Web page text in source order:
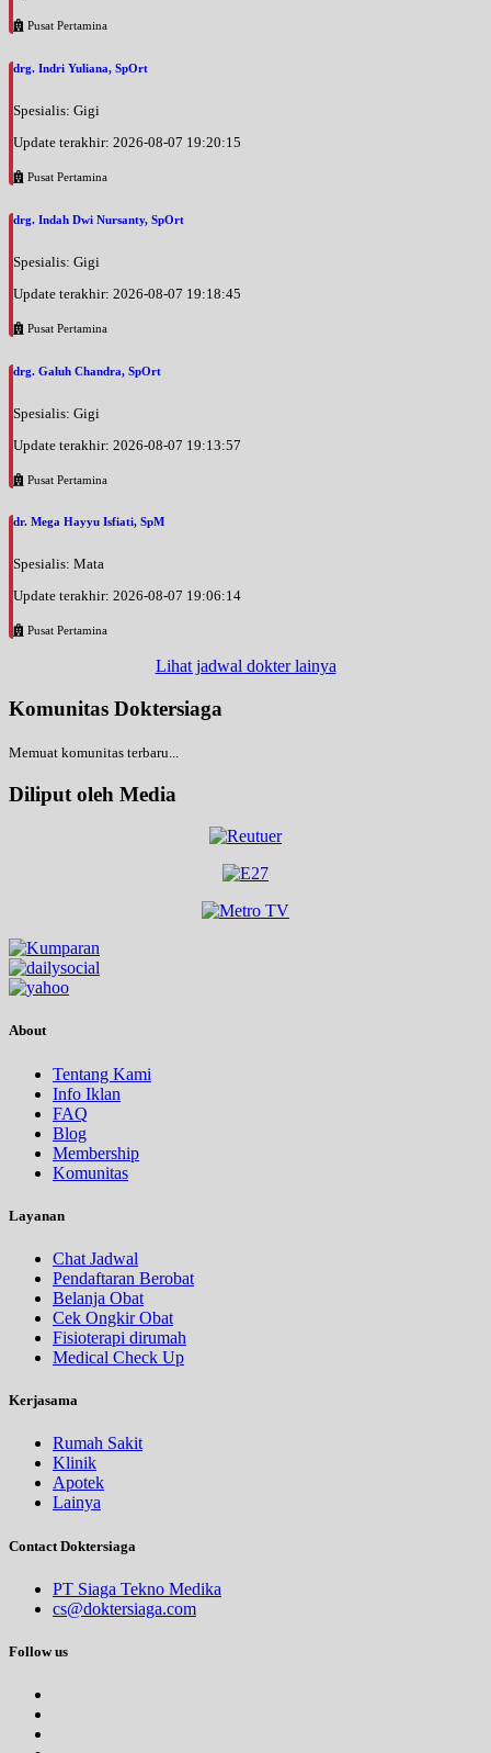
Pusat Pertamina
drg. Indri Yuliana, SpOrt
Spesialis: Gigi
Update terakhir: 2026-08-07 19:20:15
Pusat Pertamina
drg. Indah Dwi Nursanty, SpOrt
Spesialis: Gigi
Update terakhir: 2026-08-07 19:18:45
Pusat Pertamina
drg. Galuh Chandra, SpOrt
Spesialis: Gigi
Update terakhir: 2026-08-07 19:13:57
Pusat Pertamina
dr. Mega Hayyu Isfiati, SpM
Spesialis: Mata
Update terakhir: 2026-08-07 19:06:14
Pusat Pertamina
Lihat jadwal dokter lainya
Komunitas Doktersiaga
Memuat komunitas terbaru...
Diliput oleh Media
About
Tentang Kami
Info Iklan
FAQ
Blog
Membership
Komunitas
Layanan
Chat Jadwal
Pendaftaran Berobat
Belanja Obat
Cek Ongkir Obat
Fisioterapi dirumah
Medical Check Up
Kerjasama
Rumah Sakit
Klinik
Apotek
Lainya
Contact Doktersiaga
PT Siaga Tekno Medika
cs@doktersiaga.com
Follow us